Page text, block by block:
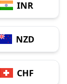
INR
NZD
CHF